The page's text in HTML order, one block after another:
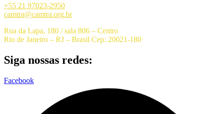
+55 21 97023-2950
camtra@camtra.org.br
Rua da Lapa, 180 / sala 806 – Centro
Rio de Janeiro – RJ – Brasil Cep: 20021-180
Siga nossas redes:
Facebook